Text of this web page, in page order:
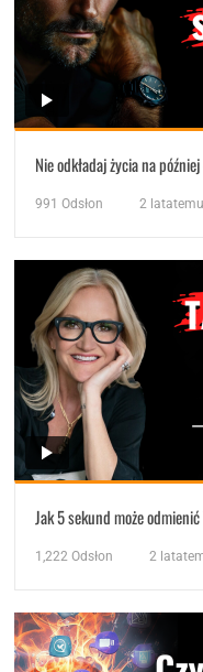
Nie odkładaj życia na
991 Odsłon 2 latatemu
Jak 5 sekund może
1,222 Odsłon 2